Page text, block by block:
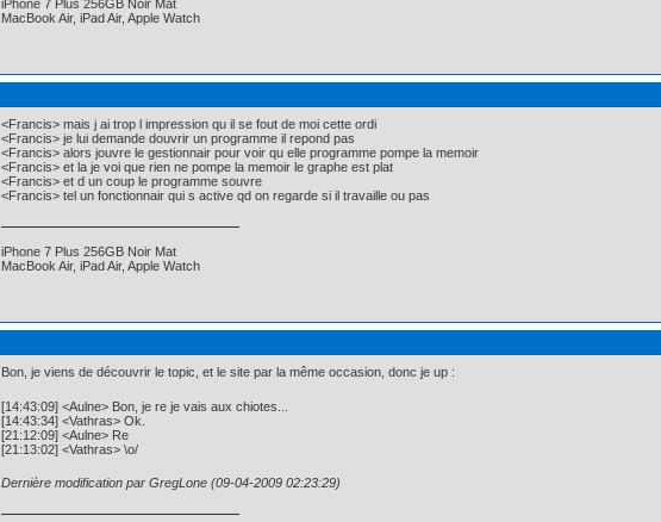
iPhone 7 Plus 256GB Noir Mat
MacBook Air, iPad Air, Apple Watch
<Francis> mais j ai trop l impression qu il se fout de moi cette ordi
<Francis> je lui demande douvrir un programme il repond pas
<Francis> alors jouvre le gestionnair pour voir qu elle programme pompe la memoir
<Francis> et la je voi que rien ne pompe la memoir le graphe est plat
<Francis> et d un coup le programme souvre
<Francis> tel un fonctionnair qui s active qd on regarde si il travaille ou pas
iPhone 7 Plus 256GB Noir Mat
MacBook Air, iPad Air, Apple Watch
Bon, je viens de découvrir le topic, et le site par la même occasion, donc je up :
[14:43:09] <Aulne> Bon, je re je vais aux chiotes...
[14:43:34] <Vathras> Ok.
[21:12:09] <Aulne> Re
[21:13:02] <Vathras> \o/
Dernière modification par GregLone (09-04-2009 02:23:29)